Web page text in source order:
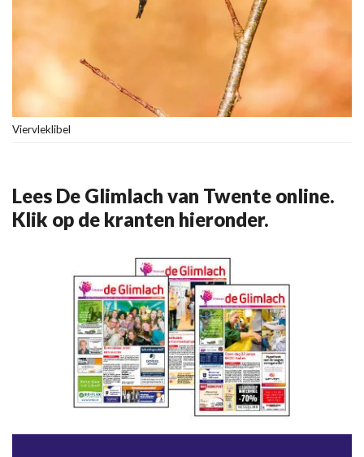
Viervleklibel
Lees De Glimlach van Twente online.
Klik op de kranten hieronder.